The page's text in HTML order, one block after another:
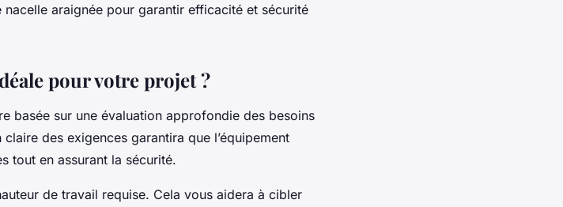
araignée pour garantir efficacité et sécurité
pour votre projet ?
basée sur une évaluation approfondie des besoins
des exigences garantira que l’équipement
tout en assurant la sécurité.
de travail requise. Cela vous aidera à cibler